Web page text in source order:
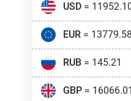
USD=
EUR= 13779.58
RUB= 145.21
GBP= 16066.01